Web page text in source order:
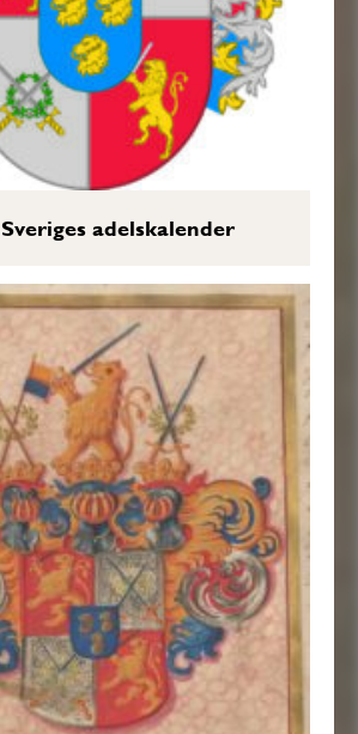
Sveriges adelskalender